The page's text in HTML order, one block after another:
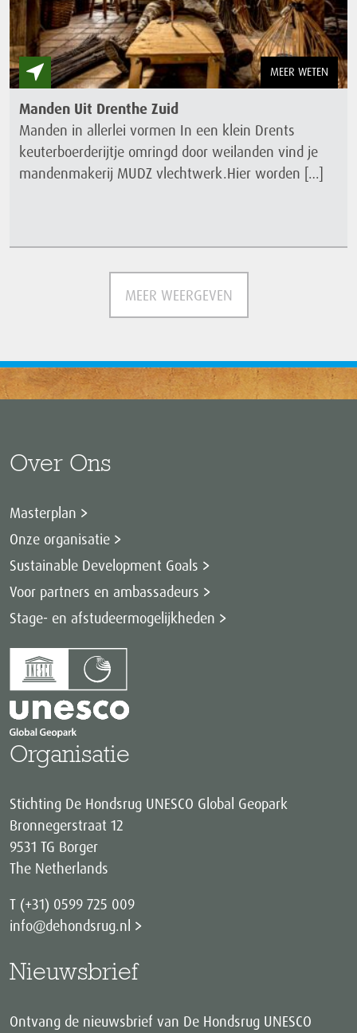
MEER WETEN
Manden Uit Drenthe Zuid
Manden in allerlei vormen In een klein Drents
keuterboerderijtje omringd door weilanden vind je
mandenmakerij MUDZ vlechtwerk.Hier worden […]
MEER WEERGEVEN
Over Ons
Masterplan
Onze organisatie
Sustainable Development Goals
Voor partners en ambassadeurs
Stage- en afstudeermogelijkheden
Organisatie
Stichting De Hondsrug UNESCO Global Geopark
Bronnegerstraat 12
9531 TG Borger
The Netherlands
T (+31) 0599 725 009
info@dehondsrug.nl
Nieuwsbrief
Ontvang de nieuwsbrief van De Hondsrug UNESCO